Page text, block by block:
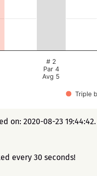
Triple
# 2
Par 4
Avg 5
on: 2020-08-23
every 30 seconds!